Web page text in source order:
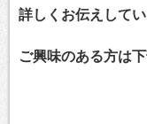
詳しくお伝えしてい
ご興味のある方は